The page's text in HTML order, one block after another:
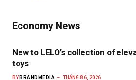
Economy News
New to LELO’s collection of
toys
BY BRANDMEDIA THÁNG 8 6, 2026